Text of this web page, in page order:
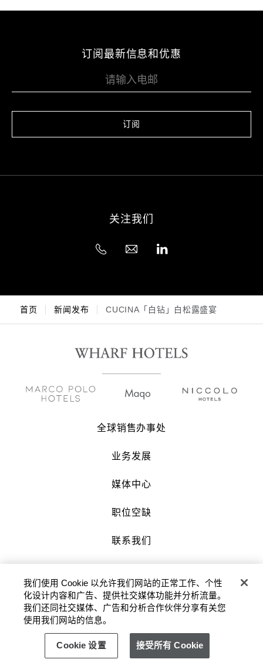
订阅最新信息和优惠
订阅
关注我们
首页 新闻发布 CUCINA「白钻」白松露盛宴
全球销售办事处
业务发展
媒体中心
职位空缺
联系我们
沪公网安备 31010602007034号 |
沪ICP备2022002871号-3
版权及原稿 2026 © 九龙仓酒店保留一切权
利。
我们使用 Cookie 以允许我们网站的正常工作、个性
化设计内容和广告、提供社交媒体功能并分析流量。
我们还同社交媒体、广告和分析合作伙伴分享有关您
使用我们网站的信息。
Cookie 设置 接受所有 Cookie